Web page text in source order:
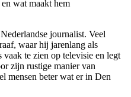
journalist. Veel
waar hij jarenlang als
te zien op televisie en legt
zijn rustige manier van
mensen beter wat er in Den